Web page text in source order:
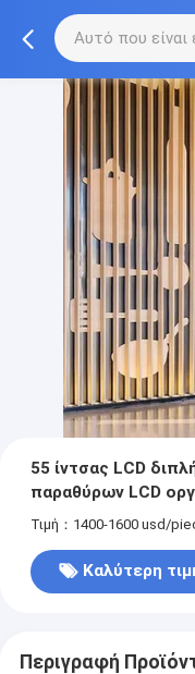
55 ίντσας LCD
παραθύρων LCD
Τιμή：1400-1600 usd/
Καλύτερη
Περιγραφή